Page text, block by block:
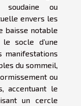
ou
envers les
baisse notable
socle d’une
manifestations
du sommeil,
ou
accentuant le
un cercle